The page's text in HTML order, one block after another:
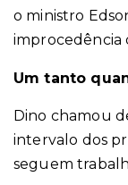
o ministro
improcedência
Um tanto
Dino chamou
intervalo dos
seguem